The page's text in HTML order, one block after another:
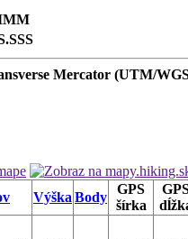
Mercator (UTM/
Výška Body
GPS
šírka